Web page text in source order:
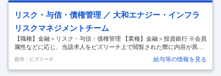
関連業務 ・ファンド経理・決算書作成 ・出資者向け報告書の作成 ・資
金決済・現物管理 ・当局（金融庁、国在庁等）への報告 【役割の詳細】
当社で運営するファンドの組成・管理をご担当いただきます。OJT、研
修、上席者からのサポートを受けながら独力での業務遂行を目指します
…
リスク・与信・債権管理 ／ 大和エナジー・インフラ
リスクマネジメントチーム
【職種】金融＞リスク・与信・債権管理 【業種】金融＞投資銀行 ※会員
属性などに応じ、当該求人をビズリーチ上で閲覧された際に内容が異な
る場合があります "グループ会社への出向ポジションです 【ポジショ
ン】 投資リスク管理、即戦力プレーヤー 【当初配属予定部署】大和エナ
ジー・インフラ(株) ※大和証券より出向 【業務内容】 大和エナジー・イ
提供：ビズリーチ 給与等の情報を見る